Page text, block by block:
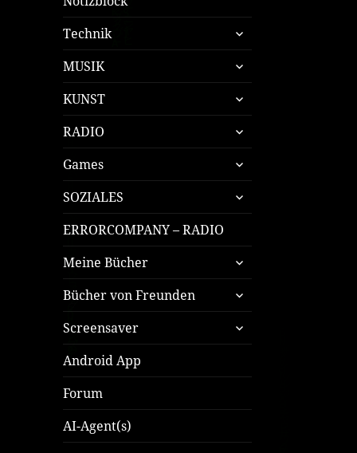
Technik
untermenü
öffnen
MUSIK
untermenü
öffnen
KUNST
untermenü
öffnen
RADIO
untermenü
öffnen
Games
untermenü
öffnen
SOZIALES
untermenü
öffnen
ERRORCOMPANY – RADIO
Meine Bücher
untermenü
öffnen
Bücher von Freunden
untermenü
öffnen
Screensaver
untermenü
öffnen
Android App
Forum
AI-Agent(s)